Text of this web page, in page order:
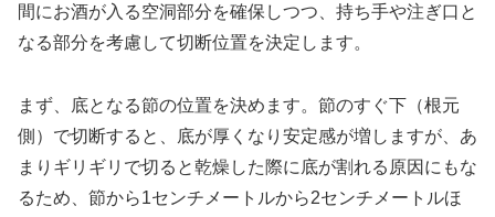
間にお酒が入る空洞部分を確保しつつ、持ち手や注ぎ口と
なる部分を考慮して切断位置を決定します。
まず、底となる節の位置を決めます。節のすぐ下（根元
側）で切断すると、底が厚くなり安定感が増しますが、あ
まりギリギリで切ると乾燥した際に底が割れる原因にもな
るため、節から1センチメートルから2センチメートルほ